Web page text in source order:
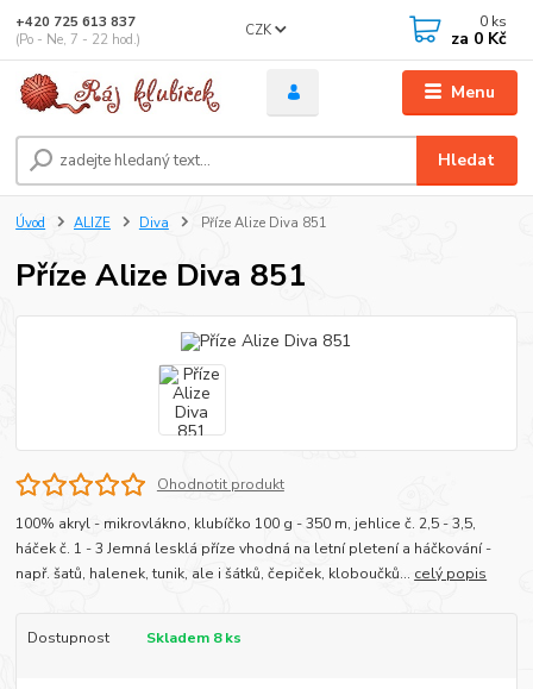
Menu
CZK
Hledat
+420 725 613 837
(Po - Ne, 7 - 22 hod.)
0 ks
za 0 Kč
Úvod ALIZE Diva Příze Alize Diva 851
Příze Alize Diva 851
Ohodnotit produkt
100% akryl - mikrovlákno, klubíčko 100 g - 350 m, jehlice č. 2,5 - 3,5,
háček č. 1 - 3 Jemná lesklá příze vhodná na letní pletení a háčkování -
např. šatů, halenek, tunik, ale i šátků, čepiček, kloboučků... celý popis
Dostupnost Skladem 8 ks